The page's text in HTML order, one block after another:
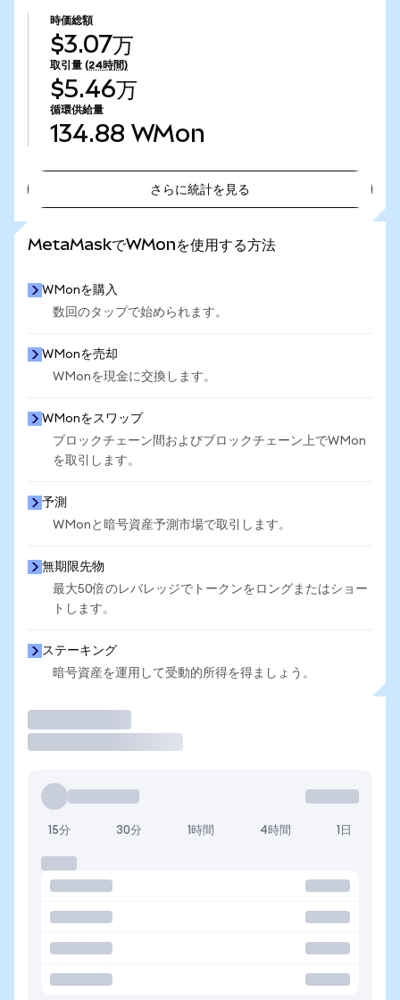
時価総額
$3.07万
取引量 (24時間)
$5.46万
循環供給量
134.88 WMon
さらに統計を見る
MetaMaskでWMonを使用する方法
WMonを購入
数回のタップで始められます。
WMonを売却
WMonを現金に交換します。
WMonをスワップ
ブロックチェーン間およびブロックチェーン上でWMon
を取引します。
予測
WMonと暗号資産予測市場で取引します。
無期限先物
最大50倍のレバレッジでトークンをロングまたはショー
トします。
ステーキング
暗号資産を運用して受動的所得を得ましょう。
15分 30分 1時間 4時間 1日